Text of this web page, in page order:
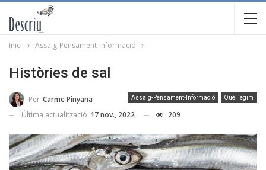
Inici Assaig-Pensament-Informació
Històries de sal
Assaig-Pensament-Informació Què llegim
Per Carme Pinyana
Última actualització 17 nov., 2022 209